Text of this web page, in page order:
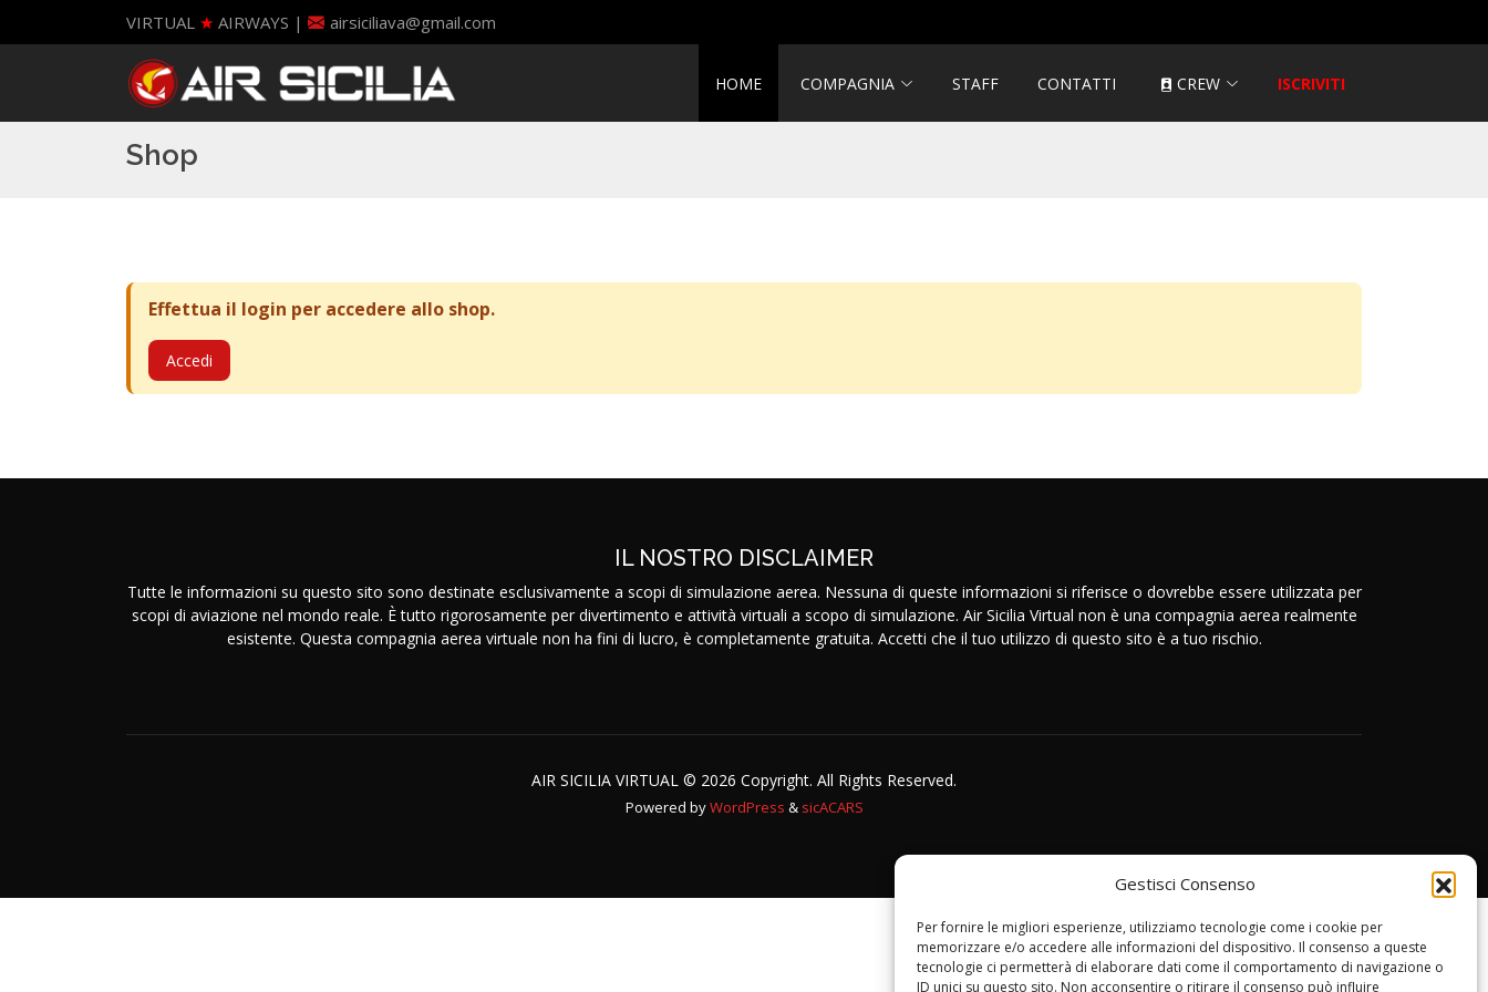
Gestisci Consenso
Per fornire le migliori esperienze, utilizziamo tecnologie come i cookie per
memorizzare e/o accedere alle informazioni del dispositivo. Il consenso a queste
tecnologie ci permetterà di elaborare dati come il comportamento di navigazione o
ID unici su questo sito. Non acconsentire o ritirare il consenso può influire
VIRTUAL ★ AIRWAYS | airsiciliava@gmail.com
HOME COMPAGNIA STAFF CONTATTI CREW ISCRIVITI
Shop
Effettua il login per accedere allo shop.
Accedi
IL NOSTRO DISCLAIMER
Tutte le informazioni su questo sito sono destinate esclusivamente a scopi di simulazione aerea. Nessuna di queste informazioni si riferisce o dovrebbe essere utilizzata per
scopi di aviazione nel mondo reale. È tutto rigorosamente per divertimento e attività virtuali a scopo di simulazione. Air Sicilia Virtual non è una compagnia aerea realmente
esistente. Questa compagnia aerea virtuale non ha fini di lucro, è completamente gratuita. Accetti che il tuo utilizzo di questo sito è a tuo rischio.
AIR SICILIA VIRTUAL © 2026 Copyright. All Rights Reserved.
Powered byWordPress & sicACARS